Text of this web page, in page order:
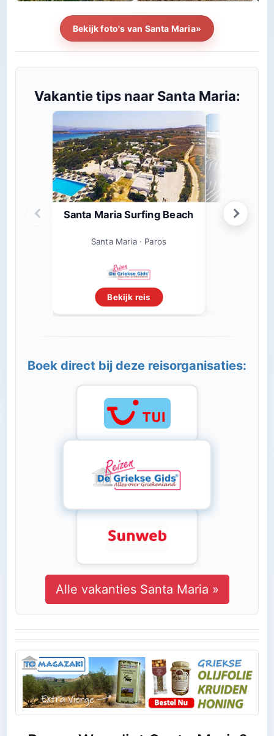
Bekijk foto's van Santa Maria»
Vakantie tips naar Santa Maria:
Santa Maria Surfing Beach
Santa Maria · Paros
Bekijk reis
Boek direct bij deze reisorganisaties:
Alle vakanties Santa Maria »